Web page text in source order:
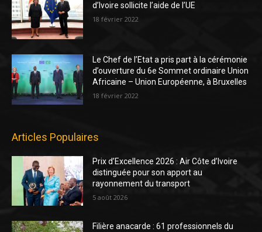
d’Ivoire sollicite l’aide de l’UE
18 février 2022
Le Chef de l’Etat a pris part à la cérémonie
d’ouverture du 6e Sommet ordinaire Union
Africaine – Union Européenne, à Bruxelles
18 février 2022
Articles Populaires
Prix d’Excellence 2026 : Air Côte d’Ivoire
distinguée pour son apport au
rayonnement du transport
5 août 2026
Filière anacarde : 61 professionnels du